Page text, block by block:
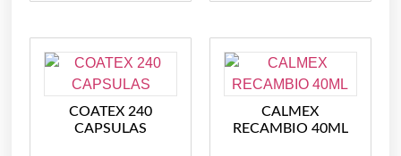
COATEX 240
CAPSULAS
CALMEX
RECAMBIO 40ML